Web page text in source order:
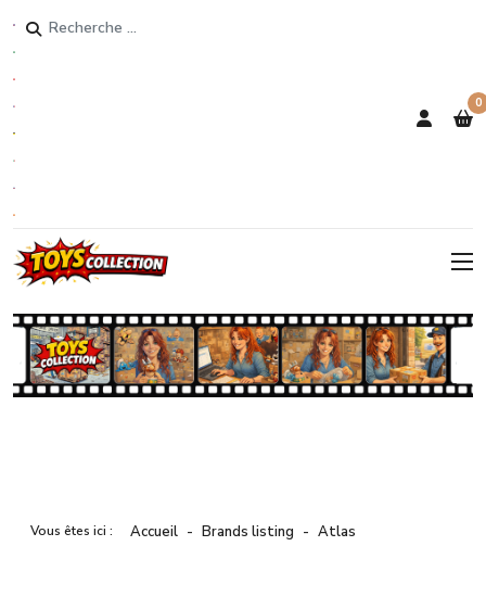
Rechercher
0
Vous êtes ici : Accueil Brands listing Atlas